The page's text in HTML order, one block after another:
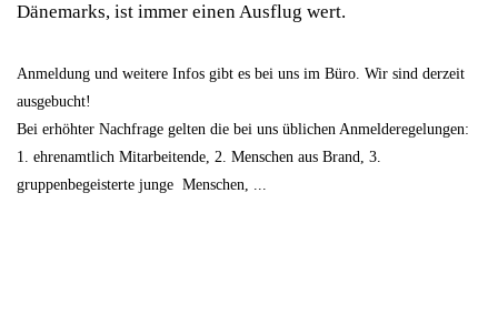
Dänemarks, ist immer einen Ausflug wert.
Anmeldung und weitere Infos gibt es bei uns im Büro. Wir sind derzeit
ausgebucht!
Bei erhöhter Nachfrage gelten die bei uns üblichen Anmelderegelungen:
1. ehrenamtlich Mitarbeitende, 2. Menschen aus Brand, 3.
gruppenbegeisterte junge Menschen, ...